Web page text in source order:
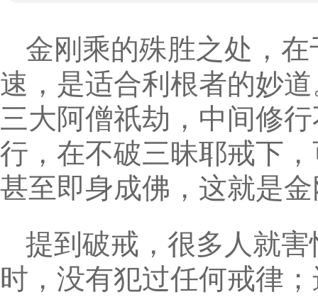
金刚乘的殊胜之处，
速，是适合利根者的妙
三大阿僧祇劫，中间修
行，在不破三昧耶戒下
甚至即身成佛，这就是
提到破戒，很多人就
时，没有犯过任何戒律